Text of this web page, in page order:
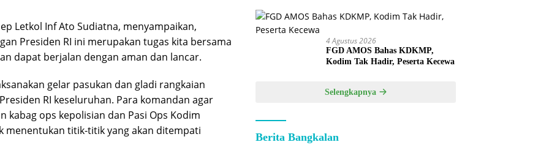
Letkol Inf Ato Sudiatna, menyampaikan,
Presiden RI ini merupakan tugas kita bersama
dapat berjalan dengan aman dan lancar.
gelar pasukan dan gladi rangkaian
RI keseluruhan. Para komandan agar
kabag ops kepolisian dan Pasi Ops Kodim
menentukan titik-titik yang akan ditempati
4 Agustus 2026
FGD AMOS Bahas KDKMP,
Kodim Tak Hadir, Peserta Kecewa
Selengkapnya
Berita Bangkalan